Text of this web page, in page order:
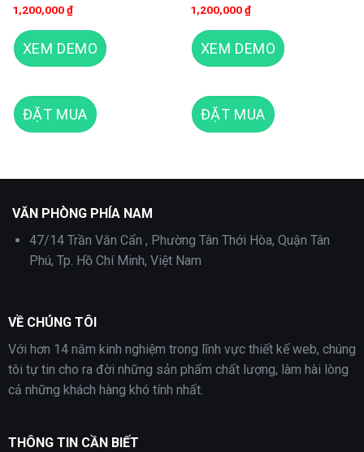
1,200,000₫
XEM DEMO
ĐẶT MUA
1,200,000₫
XEM DEMO
ĐẶT MUA
₫.
Theme wordpress bán xe honda
VĂN PHÒNG PHÍA NAM
47/14 Trần Văn Cẩn , Phường Tân Thới Hòa, Quận Tân
Phú, Tp. Hồ Chí Minh, Việt Nam
VỀ CHÚNG TÔI
Với hơn 14 năm kinh nghiệm trong lĩnh vực thiết kế web, chúng
tôi tự tin cho ra đời những sản phẩm chất lượng, làm hài lòng
cả những khách hàng khó tính nhất.
THÔNG TIN CẦN BIẾT